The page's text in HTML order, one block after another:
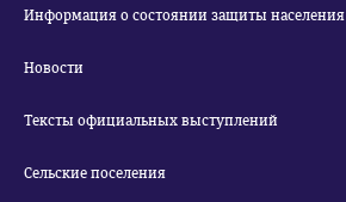
Информация о состоянии защиты населения
Новости
Тексты официальных выступлений
Сельские поселения